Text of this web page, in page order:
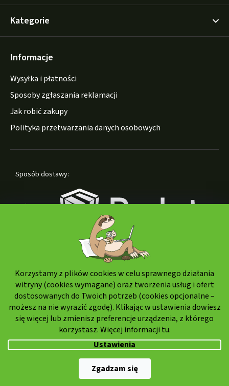
Korzystamy z plików cookies w celu sprawnego działania
witryny (cookies wymagane) oraz tworzenia usług i ofert
dostosowanych do Twoich potrzeb (cookies opcjonalne –
możesz na nie wyrazić zgodę). Klikając w ustawienia dowiesz
się więcej lub zmienisz preferencje urządzenia, z którego
korzystasz. Więcej informacji tu.
Ustawienia
Zgadzam się
Kategorie
Informacje
Wysyłka i płatności
Sposoby zgłaszania reklamacji
Jak robić zakupy
Polityka przetwarzania danych osobowych
Sposób dostawy:
Formy płatności:
Opracował Shoptet Premium
Copyright 2026Weedshop.pl. Wszystkie prawa zastrzeżone.